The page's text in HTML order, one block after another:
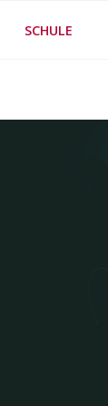
SCHULE